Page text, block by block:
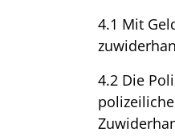
4.1 Mit
4.2 Die